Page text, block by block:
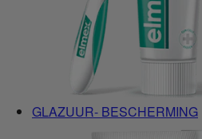
GLAZUUR- BESCHERMING